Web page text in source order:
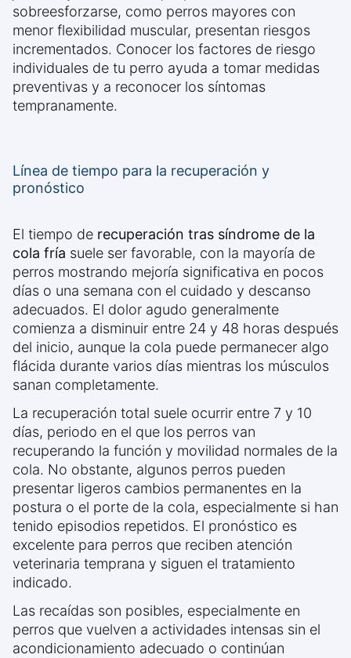
sobreesforzarse, como perros mayores con
menor flexibilidad muscular, presentan riesgos
incrementados. Conocer los factores de riesgo
individuales de tu perro ayuda a tomar medidas
preventivas y a reconocer los síntomas
tempranamente.
Línea de tiempo para la recuperación y
pronóstico
El tiempo de recuperación tras síndrome de la
cola fría suele ser favorable, con la mayoría de
perros mostrando mejoría significativa en pocos
días o una semana con el cuidado y descanso
adecuados. El dolor agudo generalmente
comienza a disminuir entre 24 y 48 horas después
del inicio, aunque la cola puede permanecer algo
flácida durante varios días mientras los músculos
sanan completamente.
La recuperación total suele ocurrir entre 7 y 10
días, periodo en el que los perros van
recuperando la función y movilidad normales de la
cola. No obstante, algunos perros pueden
presentar ligeros cambios permanentes en la
postura o el porte de la cola, especialmente si han
tenido episodios repetidos. El pronóstico es
excelente para perros que reciben atención
veterinaria temprana y siguen el tratamiento
indicado.
Las recaídas son posibles, especialmente en
perros que vuelven a actividades intensas sin el
acondicionamiento adecuado o continúan